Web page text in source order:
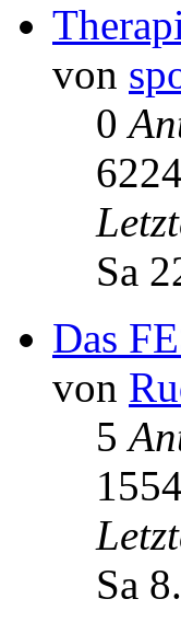
von
0
6224
Sa
Das
von
5
Sa